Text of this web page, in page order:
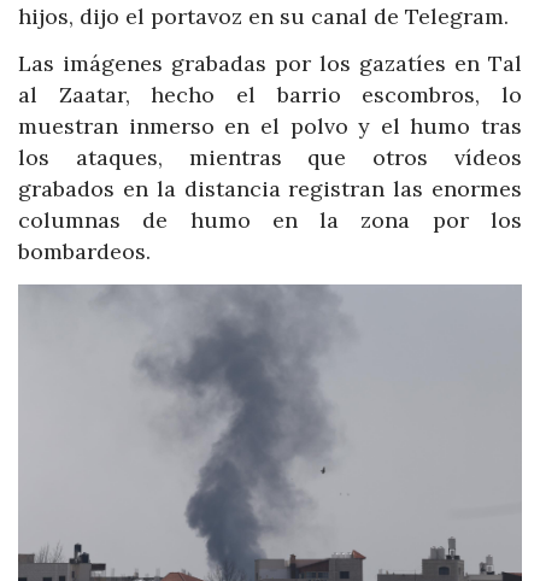
hijos, dijo el portavoz en su canal de Telegram.
Las imágenes grabadas por los gazatíes en Tal
al Zaatar, hecho el barrio escombros, lo
muestran inmerso en el polvo y el humo tras
los ataques, mientras que otros vídeos
grabados en la distancia registran las enormes
columnas de humo en la zona por los
bombardeos.